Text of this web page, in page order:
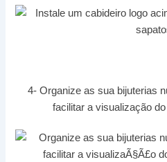
4- Organize as sua bijuterias
facilitar a visualização